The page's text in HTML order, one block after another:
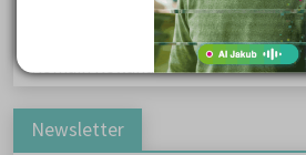
Karel Havlíček Borovský: Tyrolské
Romain Rolland: Petr a Lucie
Newsletter